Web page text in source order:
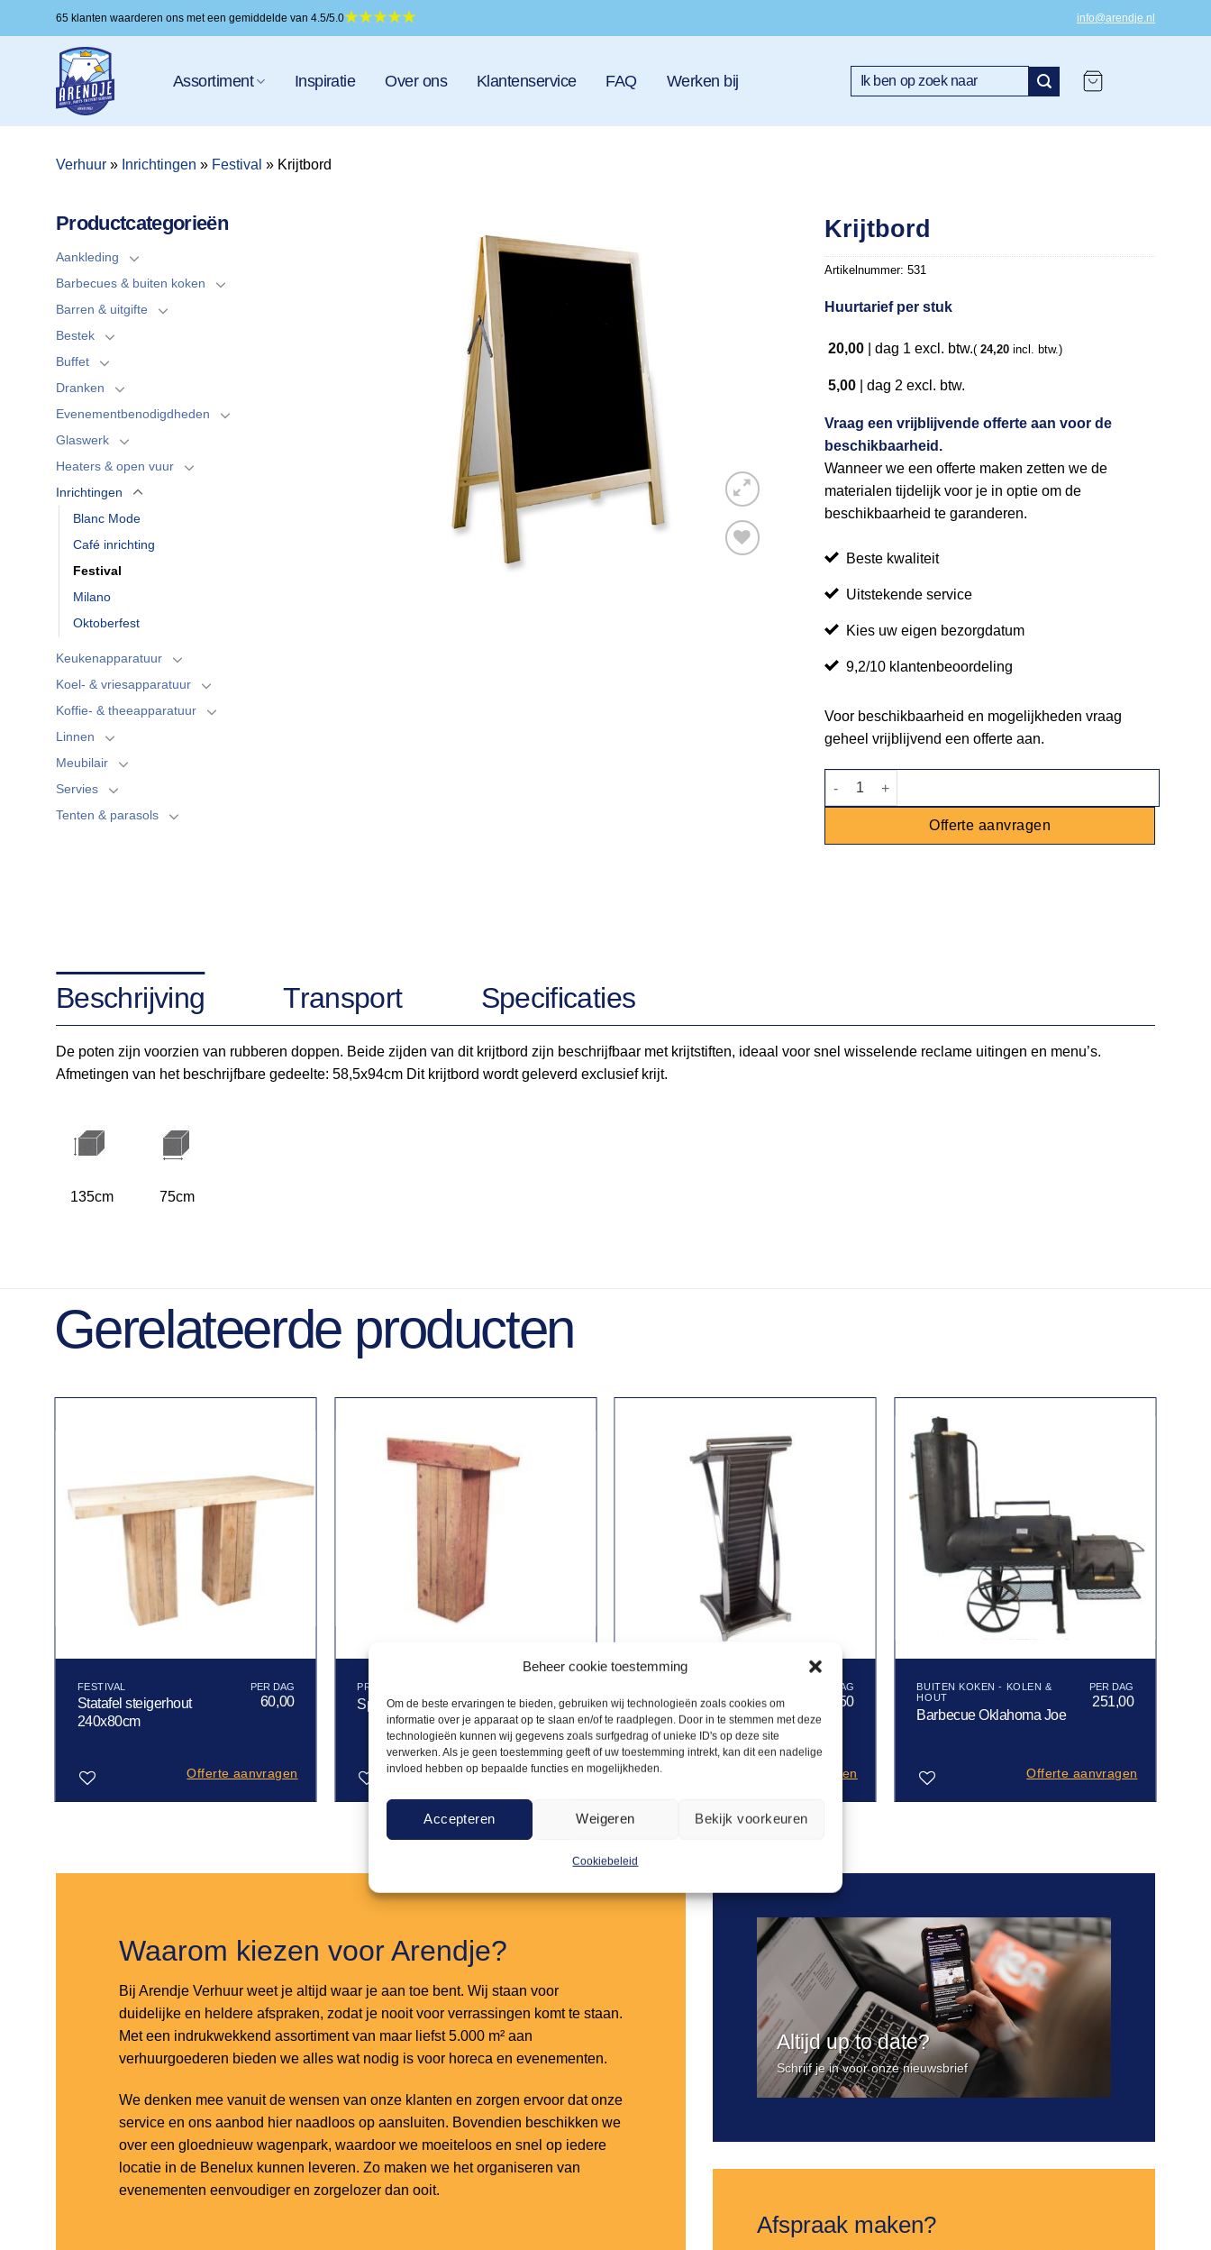
Beheer cookie toestemming
Om de beste ervaringen te bieden, gebruiken wij technologieën zoals cookies om
informatie over je apparaat op te slaan en/of te raadplegen. Door in te stemmen met deze
technologieën kunnen wij gegevens zoals surfgedrag of unieke ID's op deze site
verwerken. Als je geen toestemming geeft of uw toestemming intrekt, kan dit een nadelige
invloed hebben op bepaalde functies en mogelijkheden.
Accepteren Weigeren Bekijk voorkeuren
Cookiebeleid
naar
65 klanten waarderen ons met een gemiddelde van 4.5/5.0 info@arendje.nl
Assortiment Inspiratie Over ons Klantenservice FAQ Werken bij
Zoeken
Verhuur » Inrichtingen » Festival » Krijtbord
Productcategorieën
Aankleding
Barbecues & buiten koken
Barren & uitgifte
Bestek
Buffet
Dranken
Evenementbenodigdheden
Glaswerk
Heaters & open vuur
Inrichtingen
Blanc Mode
Café inrichting
Festival
Milano
Oktoberfest
Keukenapparatuur
Koel- & vriesapparatuur
Koffie- & theeapparatuur
Linnen
Meubilair
Servies
Tenten & parasols
Krijtbord
Artikelnummer:531
Huurtarief per stuk
20,00 |dag 1 excl. btw.( 24,20 incl. btw.)
5,00 |dag 2 excl. btw.
Vraag een vrijblijvende offerte aan voor de
beschikbaarheid.
Wanneer we een offerte maken zetten we de
materialen tijdelijk voor je in optie om de
beschikbaarheid te garanderen.
Beste kwaliteit
Uitstekende service
Kies uw eigen bezorgdatum
9,2/10 klantenbeoordeling
Voor beschikbaarheid en mogelijkheden vraag
geheel vrijblijvend een offerte aan.
Krijtbord aantal
Offerte aanvragen
Beschrijving Transport Specificaties
De poten zijn voorzien van rubberen doppen. Beide zijden van dit krijtbord zijn beschrijfbaar met krijtstiften, ideaal voor snel wisselende reclame uitingen en menu’s.
Afmetingen van het beschrijfbare gedeelte: 58,5x94cm Dit krijtbord wordt geleverd exclusief krijt.
135cm 75cm
Gerelateerde producten
FESTIVAL
Statafel steigerhout
240x80cm
60,00
Offerte aanvragen
PRESENTATIE
Spreekstoel steigerhout 26,00
Offerte aanvragen
Spreekstoel Elegance 37,50
Offerte aanvragen
verlanglijst
BUITEN KOKEN - KOLEN &
HOUT
Barbecue Oklahoma Joe
251,00
Offerte aanvragen
Waarom kiezen voor Arendje?
Bij Arendje Verhuur weet je altijd waar je aan toe bent. Wij staan voor
duidelijke en heldere afspraken, zodat je nooit voor verrassingen komt te staan.
Met een indrukwekkend assortiment van maar liefst 5.000 m² aan
verhuurgoederen bieden we alles wat nodig is voor horeca en evenementen.
We denken mee vanuit de wensen van onze klanten en zorgen ervoor dat onze
service en ons aanbod hier naadloos op aansluiten. Bovendien beschikken we
over een gloednieuw wagenpark, waardoor we moeiteloos en snel op iedere
locatie in de Benelux kunnen leveren. Zo maken we het organiseren van
evenementen eenvoudiger en zorgelozer dan ooit.
Altijd up to date?
Schrijf je in voor onze nieuwsbrief
Afspraak maken?